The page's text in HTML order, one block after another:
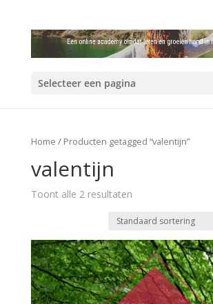
Selecteer een pagina
Home / Producten getagged “valentijn”
valentijn
Toont alle 2 resultaten